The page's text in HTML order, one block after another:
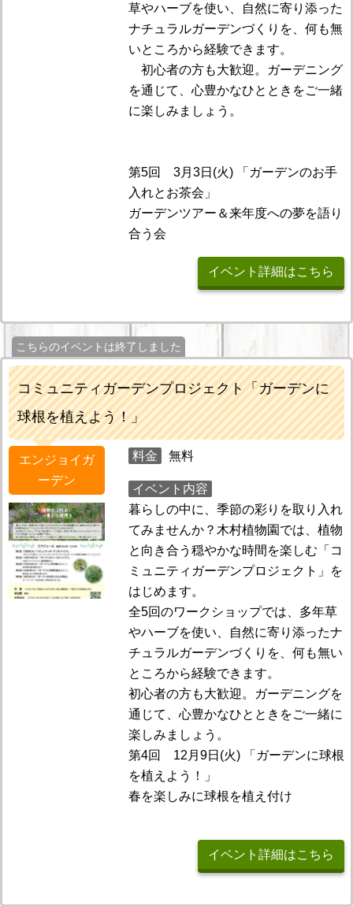
草やハーブを使い、自然に寄り添った
ナチュラルガーデンづくりを、何も無
いところから経験できます。
初心者の方も大歓迎。ガーデニング
を通じて、心豊かなひとときをご一緒
に楽しみましょう。
第5回 3月3日(火) 「ガーデンのお手
入れとお茶会」
ガーデンツアー＆来年度への夢を語り
合う会
イベント詳細はこちら
こちらのイベントは終了しました
コミュニティガーデンプロジェクト「ガーデンに
球根を植えよう！」
エンジョイガ
ーデン
料金 無料
イベント内容
暮らしの中に、季節の彩りを取り入れ
てみませんか？木村植物園では、植物
と向き合う穏やかな時間を楽しむ「コ
ミュニティガーデンプロジェクト」を
はじめます。
全5回のワークショップでは、多年草
やハーブを使い、自然に寄り添ったナ
チュラルガーデンづくりを、何も無い
ところから経験できます。
初心者の方も大歓迎。ガーデニングを
通じて、心豊かなひとときをご一緒に
楽しみましょう。
第4回 12月9日(火) 「ガーデンに球根
を植えよう！」
春を楽しみに球根を植え付け
イベント詳細はこちら